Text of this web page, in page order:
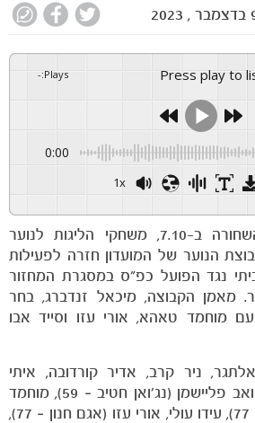
2023
Press play to
Plays
:
-
0:00
1x
מאז אירועי השבת השחורה ב-7.10, משחקי הליגות לנוער
הנוער של המועדון חזרה לפעילות
נגד הפועל כפ״ס במסגרת המחזור
מאמן הקבוצה, מיכאל זנדברג, בחר
מוחמד טאהא, אורי עזו וסייד אבו
ניר קרב, אדיר קורדובה, איתי
מלמה, דניאל טישלר, יואב פליישמן (נג׳ואן חטיב – 59), מוחמד
טאהא (ליאור משנסי – 77), עידו עולי, אורי עזו (אגם חנון – 77),